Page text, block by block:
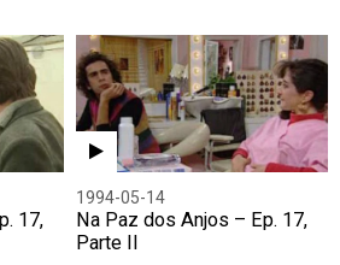
17,
1994-05-14
Na Paz dos Anjos – Ep. 17,
Parte II